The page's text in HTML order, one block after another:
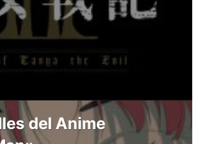
del Anime